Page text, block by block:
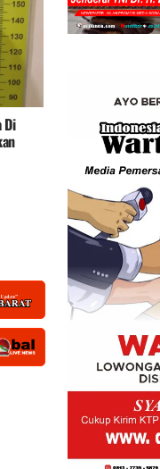
Di